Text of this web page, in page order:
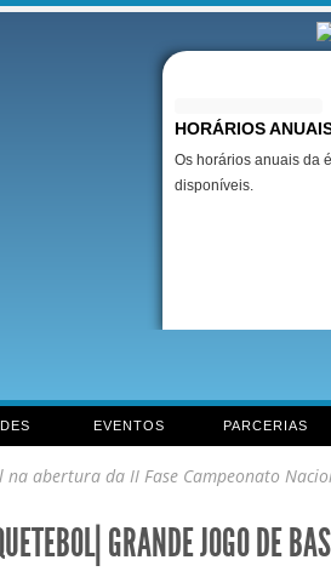
HORÁRIOS
Os horários anuais da
disponíveis.
EVENTOS PARCERIAS
na abertura da II Fase Campeonato
GRANDE JOGO DE